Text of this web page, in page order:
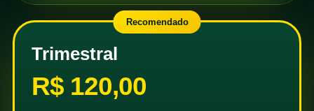
Recomendado
Trimestral
R$ 120,00